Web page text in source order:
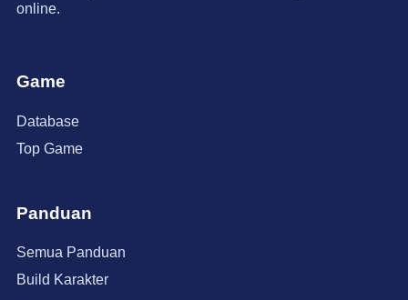
online.
Game
Database
Top Game
Panduan
Semua Panduan
Build Karakter